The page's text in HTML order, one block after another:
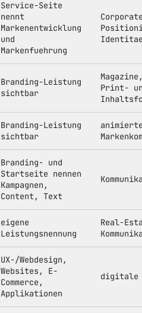
Service-Seite
nennt
Markenentwicklung
und
Markenfuehrung
Branding-Leistung
sichtbar
Print-
Branding-Leistung
sichtbar
Branding- und
Startseite nennen
Kampagnen,
Content, Text
eigene
Leistungsnennung
Real-
UX-/Webdesign,
Websites, E-
Commerce,
Applikationen
digitale